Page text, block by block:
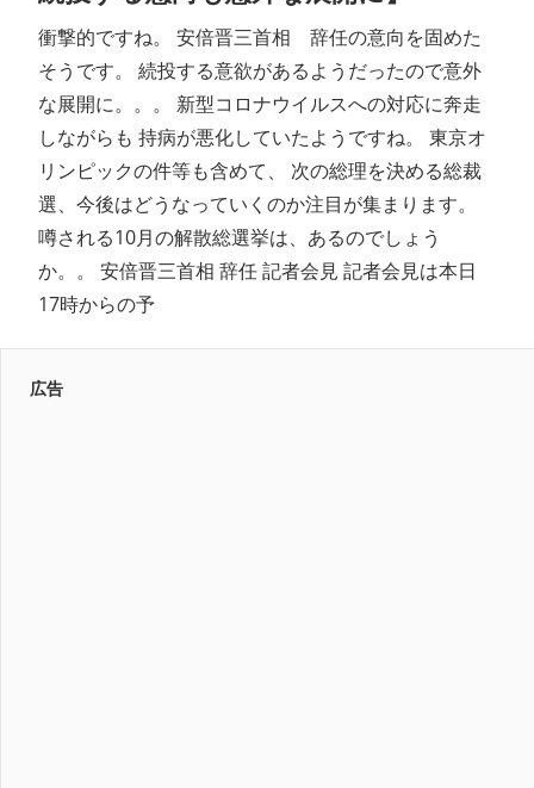
衝撃的ですね。 安倍晋三首相 辞任の意向を固めた
そうです。 続投する意欲があるようだったので意外
な展開に。。。 新型コロナウイルスへの対応に奔走
しながらも 持病が悪化していたようですね。 東京オ
リンピックの件等も含めて、 次の総理を決める総裁
選、今後はどうなっていくのか注目が集まります。
噂される10月の解散総選挙は、あるのでしょう
か。。 安倍晋三首相 辞任 記者会見 記者会見は本日
17時からの予
広告